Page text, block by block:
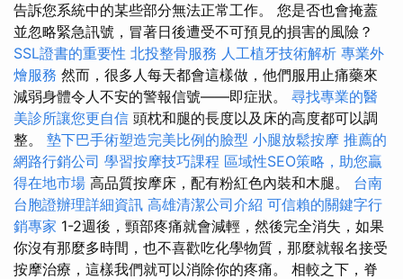
告訴您系統中的某些部分無法正常工作。 您是否也會掩蓋
並忽略緊急訊號，冒著日後遭受不可預見的損害的風險？
SSL證書的重要性 北投整骨服務 人工植牙技術解析 專業外
燴服務 然而，很多人每天都會這樣做，他們服用止痛藥來
減弱身體令人不安的警報信號——即症狀。 尋找專業的醫
美診所讓您更自信 頭枕和腿的長度以及床的高度都可以調
整。 墊下巴手術塑造完美比例的臉型 小腿放鬆按摩 推薦的
網路行銷公司 學習按摩技巧課程 區域性SEO策略，助您贏
得在地市場 高品質按摩床，配有粉紅色內裝和木腿。 台南
台胞證辦理詳細資訊 高雄清潔公司介紹 可信賴的關鍵字行
銷專家 1-2週後，頸部疼痛就會減輕，然後完全消失，如果
你沒有那麼多時間，也不喜歡吃化學物質，那麼就報名接受
按摩治療，這樣我們就可以消除你的疼痛。 相較之下，脊